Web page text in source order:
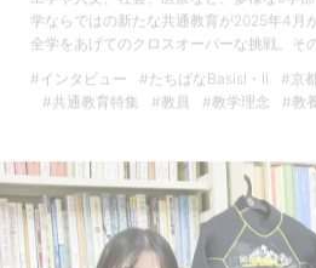
学ならではの新たな共通教育が2025年4月
全学をあげてのクロスオーバーな挑戦。そ
#インタビュー
#たちばなBasisⅠ・Ⅱ #京
#共通教育特集
#教員 #教学理念 #教